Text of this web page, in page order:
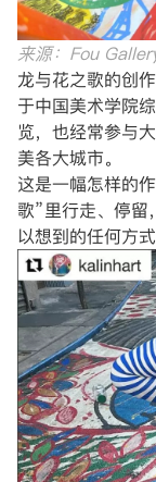
来源：Fou
龙与花之歌的创
于中国美术学院
览，也经常参与
美各大城市。
这是一幅怎样的
歌”里行走、停
以想到的任何方式